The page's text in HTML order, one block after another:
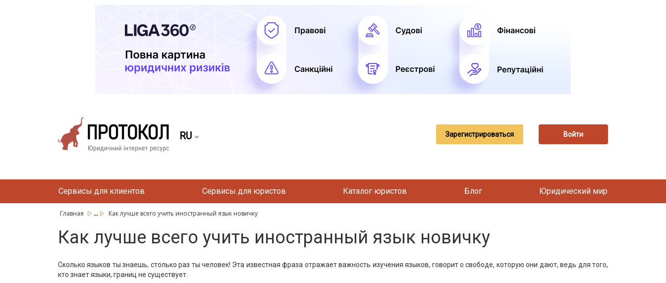
RU Зарегистрироваться Войти
Сервисы для клиентов Сервисы для юристов Каталог юристов Блог Юридический мир
Главная ... Как лучше всего учить иностранный язык новичку
Как лучше всего учить иностранный язык новичку
Сколько языков ты знаешь, столько раз ты человек! Эта известная фраза отражает важность изучения языков, говорит о свободе, которую они дают, ведь для того,
кто знает языки, границ не существует.